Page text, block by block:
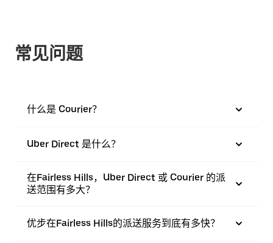
常见问题
什么是 Courier？
Uber Direct 是什么？
在Fairless Hills，Uber Direct 或 Courier 的派
送范围有多大？
优步在Fairless Hills的派送服务到底有多快？